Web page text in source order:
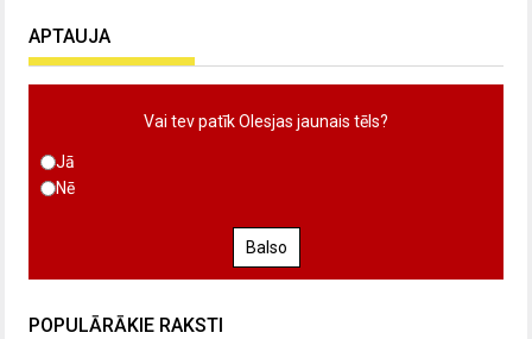
APTAUJA
Vai tev patīk Olesjas jaunais tēls?
Jā
Nē
Balso
POPULĀRĀKIE RAKSTI